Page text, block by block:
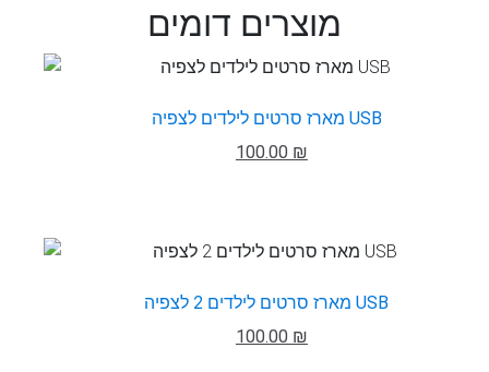
מוצרים דומים
מארז סרטים לילדים לצפיה USB
100.00 ₪
מארז סרטים לילדים 2 לצפיה USB
100.00 ₪